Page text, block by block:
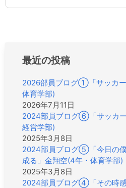
ビ
最近の投稿
2026部員ブログ①「サッカー
体育学部)
2026年7月11日
2024部員ブログ⑥「サッカー
経営学部)
2025年3月8日
2024部員ブログ⑤「今日の
成る」金翔空(4年・体育学部)
2025年3月8日
2024部員ブログ④「その時